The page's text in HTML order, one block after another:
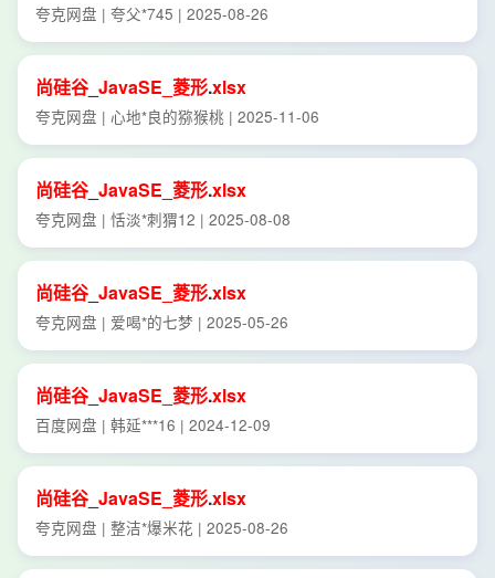
夸克网盘 | 夸父*745 | 2025-08-26
尚硅谷_ JavaSE_ 菱形.xlsx
夸克网盘 | 心地*良的猕猴桃 | 2025-11-06
尚硅谷_ JavaSE_ 菱形.xlsx
夸克网盘 | 恬淡*刺猬12 | 2025-08-08
尚硅谷_ JavaSE_ 菱形.xlsx
夸克网盘 | 爱喝*的七梦 | 2025-05-26
尚硅谷_ JavaSE_ 菱形.xlsx
百度网盘 | 韩延***16 | 2024-12-09
尚硅谷_ JavaSE_ 菱形.xlsx
夸克网盘 | 整洁*爆米花 | 2025-08-26